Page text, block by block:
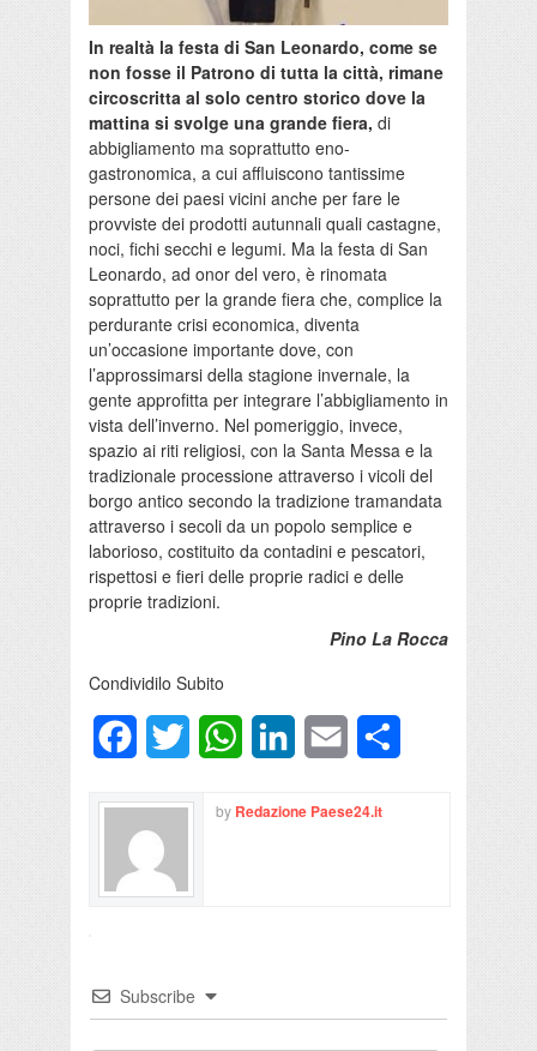
In realtà la festa di San Leonardo, come se
non fosse il Patrono di tutta la città, rimane
circoscritta al solo centro storico dove la
mattina si svolge una grande fiera, di
abbigliamento ma soprattutto eno-
gastronomica, a cui affluiscono tantissime
persone dei paesi vicini anche per fare le
provviste dei prodotti autunnali quali castagne,
noci, fichi secchi e legumi. Ma la festa di San
Leonardo, ad onor del vero, è rinomata
soprattutto per la grande fiera che, complice la
perdurante crisi economica, diventa
un’occasione importante dove, con
l’approssimarsi della stagione invernale, la
gente approfitta per integrare l’abbigliamento in
vista dell’inverno. Nel pomeriggio, invece,
spazio ai riti religiosi, con la Santa Messa e la
tradizionale processione attraverso i vicoli del
borgo antico secondo la tradizione tramandata
attraverso i secoli da un popolo semplice e
laborioso, costituito da contadini e pescatori,
rispettosi e fieri delle proprie radici e delle
proprie tradizioni.
Pino La Rocca
Condividilo Subito
FacebookTwitter WhatsAppLinkedInEmail
by Redazione Paese24.it
Subscribe